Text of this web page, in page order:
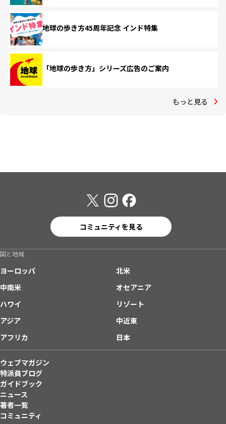
地球の歩き方45周年記念 インド特集
「地球の歩き方」シリーズ広告のご案内
もっと見る
コミュニティを見る
国と地域
ヨーロッパ
北米
中南米
オセアニア
ハワイ
リゾート
アジア
中近東
アフリカ
日本
ウェブマガジン
特派員ブログ
ガイドブック
ニュース
著者一覧
コミュニティ